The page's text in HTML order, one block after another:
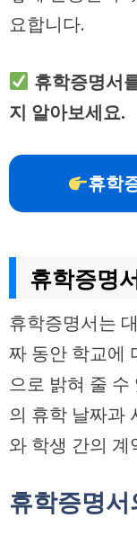
요합니다.
휴학증명서
지 알아보세요.
휴학
휴학증명
휴학증명서는
짜 동안 학교에
으로 밝혀 줄 수
의 휴학 날짜과
와 학생 간의
휴학증명